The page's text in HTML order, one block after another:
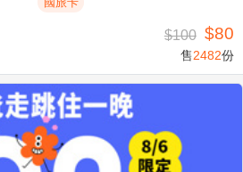
$100 $80
售2482份